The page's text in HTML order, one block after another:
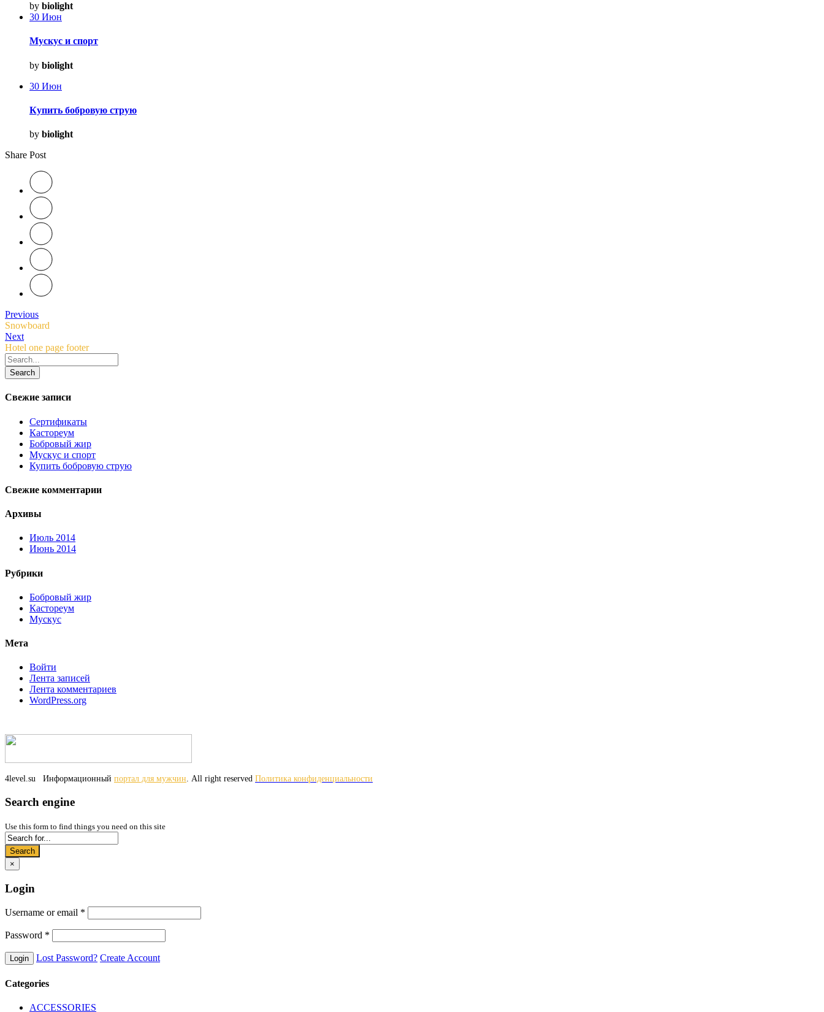
by biolight
30 Июн
Мускус и спорт
by biolight
30 Июн
Купить бобровую струю
by biolight
Share Post
Previous
Snowboard
Next
Hotel one page footer
Search
Свежие записи
Сертификаты
Кастореум
Бобровый жир
Мускус и спорт
Купить бобровую струю
Свежие комментарии
Архивы
Июль 2014
Июнь 2014
Рубрики
Бобровый жир
Кастореум
Мускус
Мета
Войти
Лента записей
Лента комментариев
WordPress.org
4level.su Информационный портал для мужчин. All right reserved Политика конфиденциальности
Search engine
Use this form to find things you need on this site
Search
×
Login
Username or email *
Password *
Lost Password? Create Account
Categories
ACCESSORIES